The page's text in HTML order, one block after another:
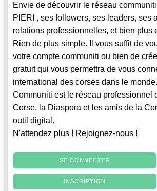
Envie de découvrir le réseau communiti
PIERI , ses followers, ses leaders, ses
relations professionnelles, et bien plus
Rien de plus simple. Il vous suffit de
votre compte communiti ou bien de
gratuit qui vous permettra de vous
international des corses dans le monde.
Communiti est le réseau professionnel
Corse, la Diaspora et les amis de la
outil digital.
N'attendez plus ! Rejoignez-nous !
SE CONNECTER
INSCRIPTION